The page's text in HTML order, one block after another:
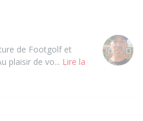
de Footgolf et
plaisir de vo... Lire la